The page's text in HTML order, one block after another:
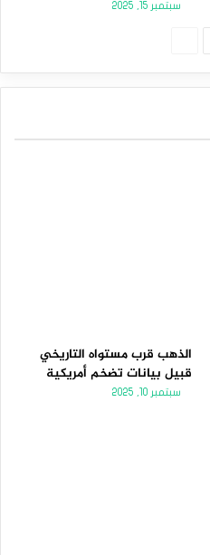
سبتمبر 15, 2025
الذهب قرب مستواه التاريخي
قبيل بيانات تضخم أمريكية
سبتمبر 10, 2025